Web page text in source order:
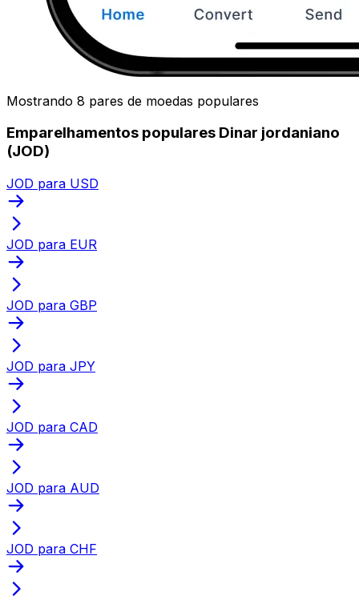
Mostrando 8 pares de moedas populares
Emparelhamentos populares Dinar jordaniano
(JOD)
JOD para USD
JOD para EUR
JOD para GBP
JOD para JPY
JOD para CAD
JOD para AUD
JOD para CHF